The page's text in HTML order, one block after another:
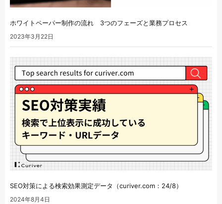
ホワイトペーパー制作の流れ 3つのフェーズと業務プロセス
2023年3月22日
SEO対策による検索効果測定データ（curiver.com：24/8）
2024年8月4日